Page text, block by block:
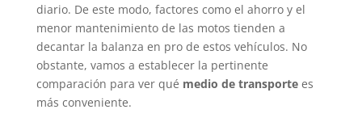
diario. De este modo, factores como el ahorro y el
menor mantenimiento de las motos tienden a
decantar la balanza en pro de estos vehículos. No
obstante, vamos a establecer la pertinente
comparación para ver qué medio de transportees
más conveniente.